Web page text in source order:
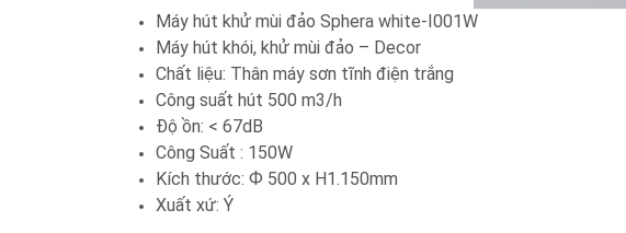
Máy hút khử mùi đảo Sphera white-I001W
Máy hút khói, khử mùi đảo – Decor
Chất liệu: Thân máy sơn tĩnh điện trắng
Công suất hút 500 m3/h
Độ ồn: < 67dB
Công Suất : 150W
Kích thước: Ф 500 x H1.150mm
Xuất xứ: Ý